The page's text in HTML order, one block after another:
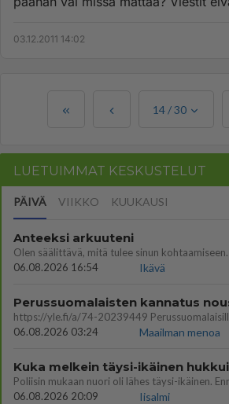
03.12.2011 14:02
14 /30
LUETUIMMAT KESKUSTELUT
PÄIVÄ VIIKKO KUUKAUSI
Anteeksi arkuuteni
06.08.2026 16:54
Ikävä
06.08.2026 03:24
Maailman menoa
Kuka melkein täysi-ikäinen
06.08.2026 20:09
Iisalmi